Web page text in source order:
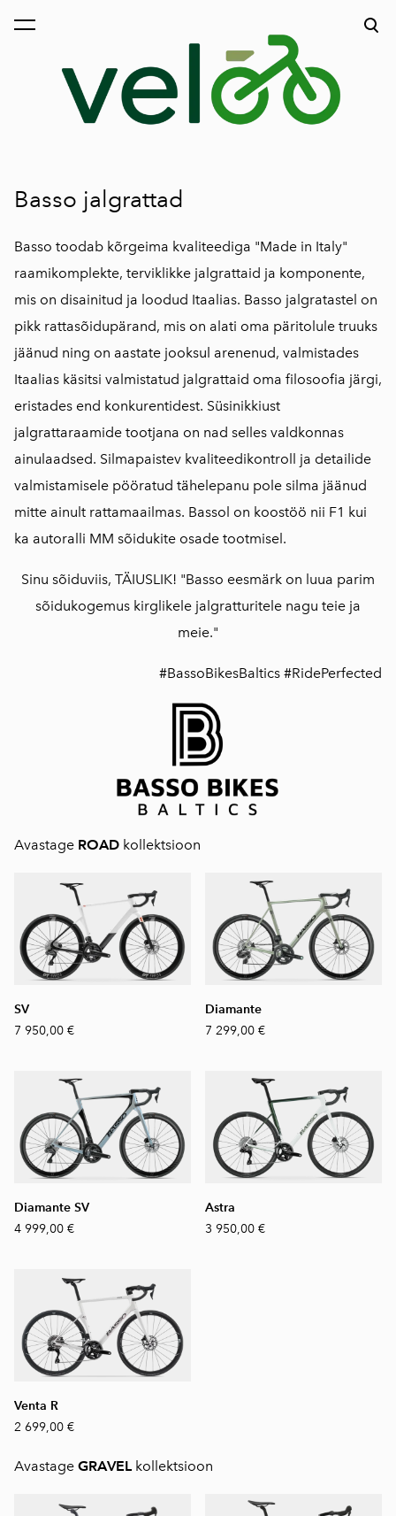
lisati ostukorvi.
Basso jalgrattad
Basso toodab kõrgeima kvaliteediga "Made in Italy"
raamikomplekte, terviklikke jalgrattaid ja komponente,
mis on disainitud ja loodud Itaalias. Basso jalgratastel on
pikk rattasõidupärand, mis on alati oma päritolule truuks
jäänud ning on aastate jooksul arenenud, valmistades
Itaalias käsitsi valmistatud jalgrattaid oma filosoofia järgi,
eristades end konkurentidest. Süsinikkiust
jalgrattaraamide tootjana on nad selles valdkonnas
ainulaadsed. Silmapaistev kvaliteedikontroll ja detailide
valmistamisele pööratud tähelepanu pole silma jäänud
mitte ainult rattamaailmas. Bassol on koostöö nii F1 kui
ka autoralli MM sõidukite osade tootmisel.
Sinu sõiduviis, TÄIUSLIK! "Basso eesmärk on luua parim
sõidukogemus kirglikele jalgratturitele nagu teie ja
meie."
#BassoBikesBaltics #RidePerfected
Avastage ROAD kollektsioon
SV
7 950,00 €
Diamante
7 299,00 €
Diamante SV
4 999,00 €
Astra
3 950,00 €
Venta R
2 699,00 €
Avastage GRAVEL kollektsioon